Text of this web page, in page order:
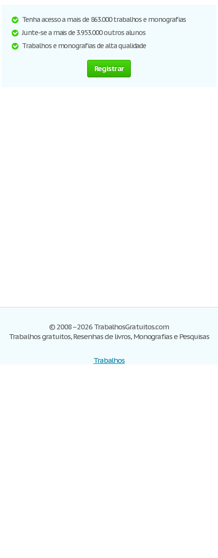
Tenha acesso a mais de 863.000 trabalhos e monografias
Junte-se a mais de 3.953.000 outros alunos
Trabalhos e monografias de alta qualidade
Registrar
© 2008–2026 TrabalhosGratuitos.com
Trabalhos gratuitos, Resenhas de livros, Monografias e Pesquisas
Trabalhos